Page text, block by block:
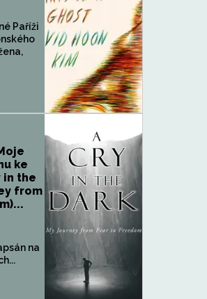
Paříži
ke
in the
from
na